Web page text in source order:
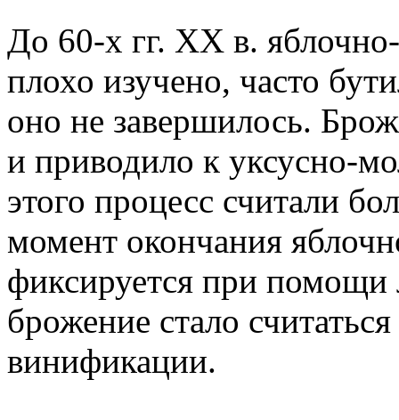
До 60-х гг. ХХ в.
плохо изучено, часто
оно не завершилось.
и приводило к уксусно-
этого процесс считали
момент окончания
фиксируется при помощи
брожение стало
винификации.